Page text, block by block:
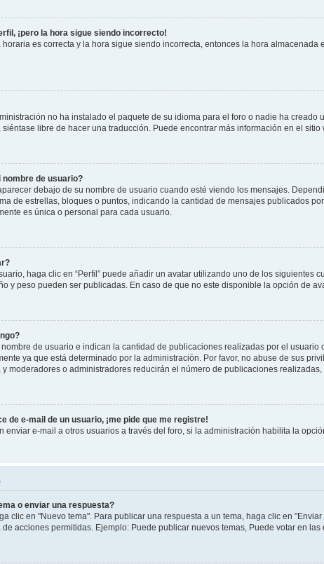
¡pero la hora sigue siendo incorrecto!
es correcta y la hora sigue siendo incorrecta, entonces la hora
no ha instalado el paquete de su idioma para el foro o nadie ha
libre de hacer una traducción. Puede encontrar más información en el sitio
nombre de usuario?
debajo de su nombre de usuario cuando esté viendo los mensajes.
de estrellas, bloques o puntos, indicando la cantidad de mensajes publicados
es única o personal para cada usuario.
haga clic en “Perfil” puede añadir un avatar utilizando uno de los siguientes
y peso pueden ser publicadas. En caso de que no este disponible la opción de
de usuario e indican la cantidad de publicaciones realizadas por el
ya que está determinado por la administración. Por favor, no abuse de sus
moderadores o administradores reducirán el número de publicaciones
de e-mail de un usuario, ¡me pide que me registre!
enviar e-mail a otros usuarios a través del foro, si la administración habilita la
o enviar una respuesta?
clic en "Nuevo tema". Para publicar una respuesta a un tema, haga clic en
acciones permitidas. Ejemplo: Puede publicar nuevos temas, Puede votar en las